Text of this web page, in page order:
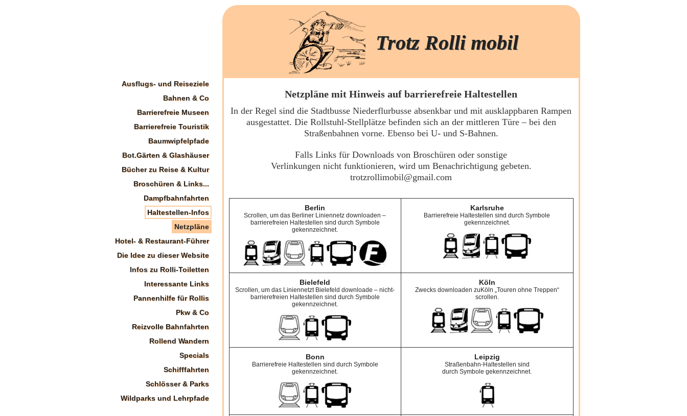
Trotz Rolli mobil
Ausflugs- und Reiseziele
Bahnen & Co
Barrierefreie Museen
Barrierefreie Touristik
Baumwipfelpfade
Bot.Gärten & Glashäuser
Bücher zu Reise & Kultur
Broschüren & Links...
Dampfbahnfahrten
Haltestellen-Infos
Netzpläne
Hotel- & Restaurant-Führer
Die Idee zu dieser Website
Infos zu Rolli-Toiletten
Interessante Links
Pannenhilfe für Rollis
Pkw & Co
Reizvolle Bahnfahrten
Rollend Wandern
Specials
Schifffahrten
Schlösser & Parks
Wildparks und Lehrpfade
Netzpläne mit Hinweis auf barrierefreie Haltestellen
In der Regel sind die Stadtbusse Niederflurbusse absenkbar und mit ausklappbaren Rampen
ausgestattet. Die Rollstuhl-Stellplätze befinden sich an der mittleren Türe – bei den
Straßenbahnen vorne. Ebenso bei U- und S-Bahnen.
Falls Links für Downloads von Broschüren oder sonstige
Verlinkungen nicht funktionieren, wird um Benachrichtigung gebeten.
trotzrollimobil@gmail.com
Berlin
Scrollen, um das Berliner Liniennetz downloaden –
barrierefreien Haltestellen sind durch Symbole
gekennzeichnet.
Karlsruhe
Barrierefreie Haltestellen sind durch Symbole
gekennzeichnet.
Bielefeld
Scrollen, um das Liniennetzt Bielefeld downloade – nicht-
barrierefreien Haltestellen sind durch Symbole
gekennzeichnet.
Köln
Zwecks downloaden zuKöln „Touren ohne Treppen“
scrollen.
Bonn
Barrierefreie Haltestellen sind durch Symbole
gekennzeichnet.
Leipzig
Straßenbahn-Haltestellen sind
durch Symbole gekennzeichnet.